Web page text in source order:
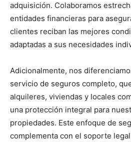
adquisición. Colaboramos
entidades financieras para
clientes reciban las mejores
adaptadas a sus necesidades
Adicionalmente, nos
servicio de seguros completo,
alquileres, viviendas y locales
una protección integral para
propiedades. Este enfoque de
complementa con el soporte